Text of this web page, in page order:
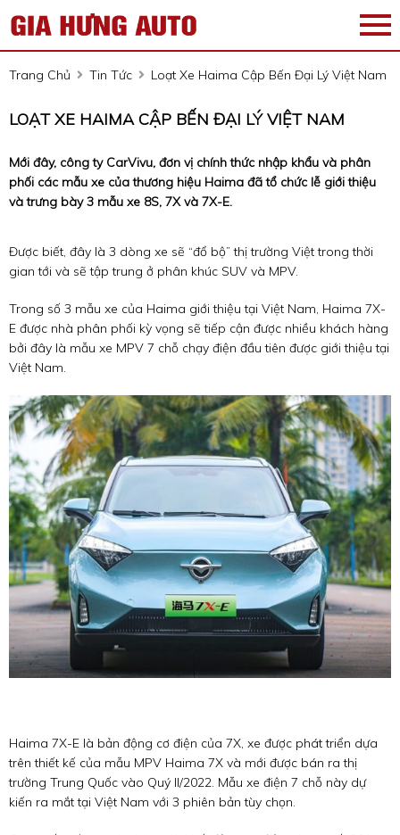
Trang Chủ Tin Tức Loạt Xe Haima Cập Bến Đại Lý Việt Nam
LOẠT XE HAIMA CẬP BẾN ĐẠI LÝ VIỆT NAM
Mới đây, công ty CarVivu, đơn vị chính thức nhập khẩu và phân
phối các mẫu xe của thương hiệu Haima đã tổ chức lễ giới thiệu
và trưng bày 3 mẫu xe 8S, 7X và 7X-E.
Được biết, đây là 3 dòng xe sẽ “đổ bộ” thị trường Việt trong thời
gian tới và sẽ tập trung ở phân khúc SUV và MPV.
Trong số 3 mẫu xe của Haima giới thiệu tại Việt Nam, Haima 7X-
E được nhà phân phối kỳ vọng sẽ tiếp cận được nhiều khách hàng
bởi đây là mẫu xe MPV 7 chỗ chạy điện đầu tiên được giới thiệu tại
Việt Nam.
Haima 7X-E là bản động cơ điện của 7X, xe được phát triển dựa
trên thiết kế của mẫu MPV Haima 7X và mới được bán ra thị
trường Trung Quốc vào Quý II/2022. Mẫu xe điện 7 chỗ này dự
kiến ra mắt tại Việt Nam với 3 phiên bản tùy chọn.